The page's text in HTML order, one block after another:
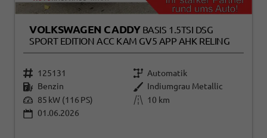
VOLKSWAGEN CADDY BASIS 1.5TSI DSG
SPORT EDITION ACC KAM GV5 APP AHK RELING
125131
Automatik
Benzin
Indiumgrau Metallic
85 kW (116 PS)
10 km
01.06.2026